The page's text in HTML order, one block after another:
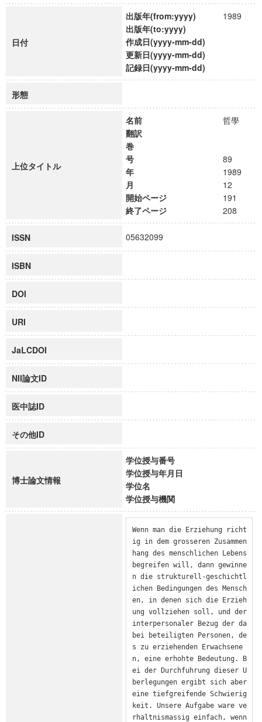
日付
出版年(from:yyyy)
1989
出版年(to:yyyy)
作成日(yyyy-mm-dd)
更新日(yyyy-mm-dd)
記録日(yyyy-mm-dd)
形態
上位タイトル
名前
哲學
翻訳
巻
号
89
年
1989
月
12
開始ページ
191
終了ページ
208
ISSN 05632099
ISBN
DOI
URI
JaLCDOI
NII論文ID
医中誌ID
その他ID
博士論文情報
学位授与番号
学位授与年月日
学位名
学位授与機関
Wenn man die Erziehung richt
ig in dem grosseren Zusammen
hang des menschlichen Lebens
begreifen will, dann gewinne
n die strukturell-geschichtl
ichen Bedingungen des Mensch
en, in denen sich die Erzieh
ung vollziehen soll, und der
interpersonaler Bezug der da
bei beteiligten Personen, de
s zu erziehenden Erwachsene
n, eine erhohte Bedeutung. B
ei der Durchfuhrung dieser U
berlegungen ergibt sich aber
eine tiefgreifende Schwierig
keit. Unsere Aufgabe ware ve
rhaltnismassig einfach, wenn